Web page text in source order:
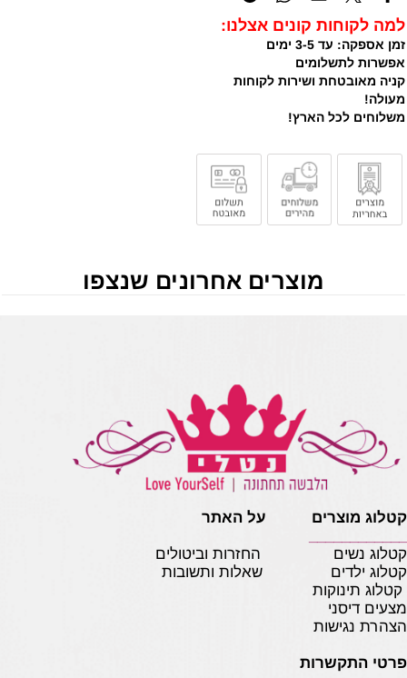
למה לקוחות קונים אצלנו:
זמן אספקה: עד 3-5 ימים
אפשרות לתשלומים
קניה מאובטחת ושירות לקוחות
מעולה!
משלוחים לכל הארץ!
מוצרים אחרונים שנצפו
קטלוג מוצרים על האתר
קטלוג נשים
החזרות וביטולים
קטלוג ילדים
שאלות ותשובות
קטלוג תינוקות
מצעים דיסני
הצהרת נגישות
פרטי התקשרות